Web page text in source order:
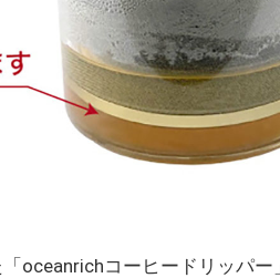
oceanrichコーヒードリッパ